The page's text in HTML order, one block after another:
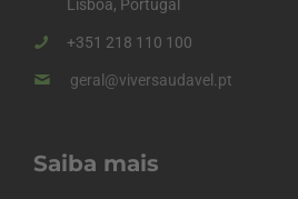
Lisboa, Portugal
+351 218 110 100
geral@viversaudavel.pt
Saiba mais